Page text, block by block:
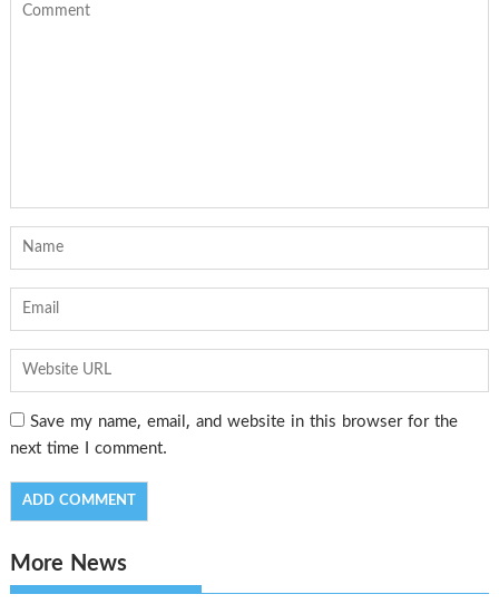
Save my name, email, and website in this browser for the
next time I comment.
More News